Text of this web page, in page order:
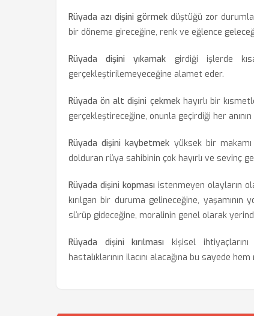
Rüyada azı dişini görmek düştüğü zor
bir döneme gireceğine, renk ve eğlence
Rüyada dişini yıkamak girdiği işlerde
gerçekleştirilemeyeceğine alamet eder.
Rüyada ön alt dişini çekmekhayırlı bir
gerçekleştireceğine, onunla geçirdiği her anının
Rüyada dişini kaybetmek yüksek bir
dolduran rüya sahibinin çok hayırlı ve sevinç
Rüyada dişini kopması istenmeyen olayların
kırılgan bir duruma gelineceğine,
sürüp gideceğine, moralinin genel olarak
Rüyada dişini kırılması kişisel
hastalıklarının ilacını alacağına bu sayede